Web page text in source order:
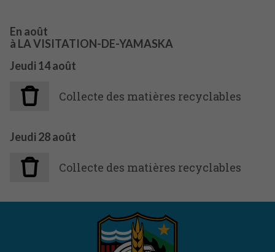
En août
à LA VISITATION-DE-YAMASKA
Jeudi 14août
Collecte des matières recyclables
Jeudi 28août
Collecte des matières recyclables